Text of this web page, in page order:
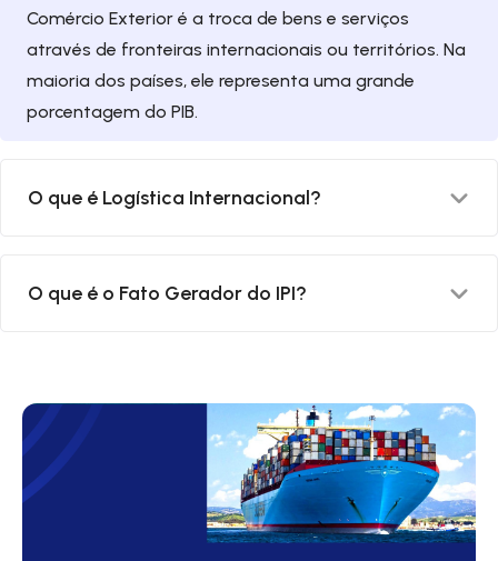
Comércio Exterior é a troca de bens e serviços
através de fronteiras internacionais ou territórios. Na
maioria dos países, ele representa uma grande
porcentagem do PIB.
O que é Logística Internacional?
como objetivo tratar do comércio internacional,
O que é o Fato Gerador do IPI?
saída do produto industrializado do estabelecimento
industrial ou equiparado.